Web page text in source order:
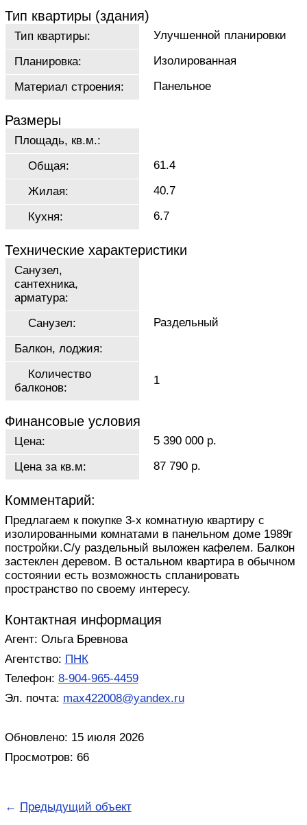
Тип квартиры (здания)
Тип квартиры:
Улучшенной планировки
Планировка:
Изолированная
Материал строения:
Панельное
Размеры
Площадь, кв.м.:
Общая:
61.4
Жилая:
40.7
Кухня:
6.7
Технические характеристики
Санузел,
сантехника,
арматура:
Санузел:
Раздельный
Балкон, лоджия:
Количество
балконов:
1
Финансовые условия
Цена:
5 390 000 р.
Цена за кв.м:
87 790 р.
Комментарий:
Предлагаем к покупке 3-х комнатную квартиру с
изолированными комнатами в панельном доме 1989г
постройки.С/у раздельный выложен кафелем. Балкон
застеклен деревом. В остальном квартира в обычном
состоянии есть возможность спланировать
пространство по своему интересу.
Контактная информация
Агент: Ольга Бревнова
Агентство: ПНК
Телефон: 8-904-965-4459
Эл. почта: max422008@yandex.ru
Обновлено: 15 июля 2026
Просмотров: 66
← Предыдущий объект